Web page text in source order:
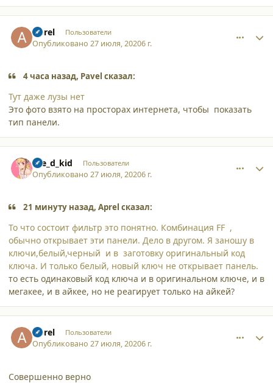
Aprel Пользователи
Опубликовано27 июля, 20206 г.
4 часа назад, Pavel сказал:
Тут даже лузы нет
Это фото взято на просторах интернета, чтобы показать
тип панели.
the_d_kid Пользователи
Опубликовано27 июля, 20206 г.
21 минуту назад, Aprel сказал:
То что состоит фильтр это понятно. Комбинация FF ,
обычно открывает эти панели. Дело в другом. Я заношу в
ключи,белый,черный и в заготовку оригинальный код
ключа. И только белый, новый ключ не открывает панель.
то есть одинаковый код ключа и в оригинальном ключе, и в
мегакее, и в айкее, но не реагирует только на айкей?
Aprel Пользователи
Опубликовано27 июля, 20206 г.
Совершенно верно